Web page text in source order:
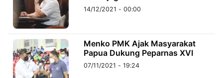
14/12/2021 - 00:00
Menko PMK Ajak Masyarakat
Papua Dukung Peparnas XVI
07/11/2021 - 19:24